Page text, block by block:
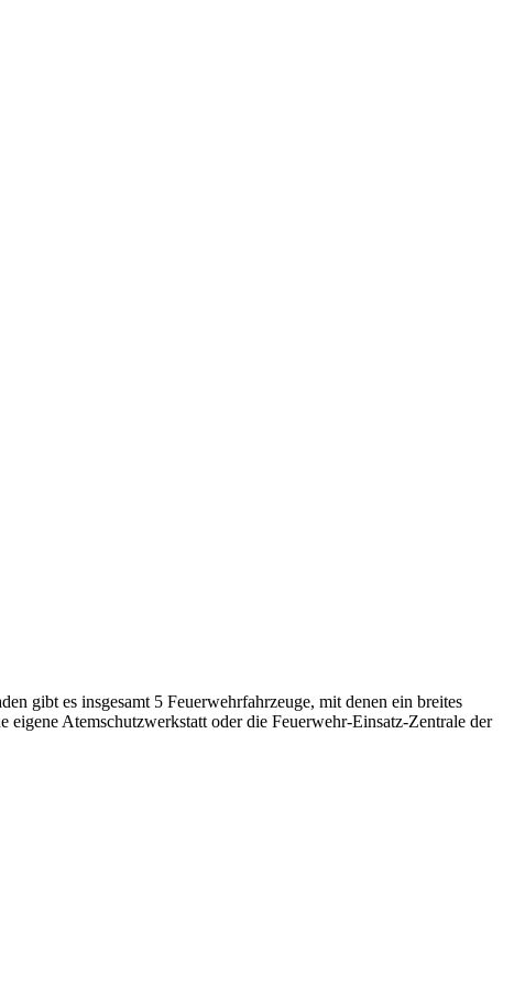
gibt es insgesamt 5 Feuerwehrfahrzeuge, mit denen ein breites
Atemschutzwerkstatt oder die Feuerwehr-Einsatz-Zentrale der